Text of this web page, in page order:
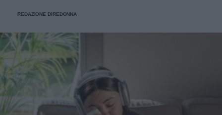
REDAZIONE DIREDONNA